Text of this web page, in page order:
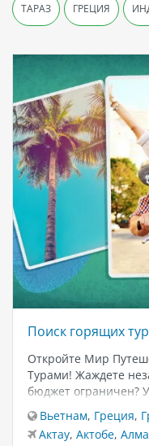
Поиск горящих
Откройте Мир
Турами! Жаждете
бюджет ограничен?
путешествие
сайте вы найдете
Вьетнам, Греция,
Актау, Актобе,
ТАРАЗ ГРЕЦИЯ